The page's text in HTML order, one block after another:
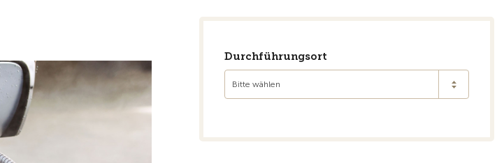
Durchführungsort
Bitte wählen